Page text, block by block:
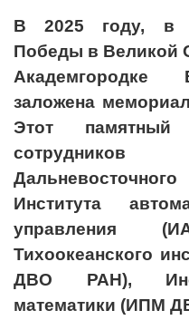
В 2025 году, в
Победы в Великой
Академгородке
заложена
Этот памятный
сотрудников
Института
управления
Тихоокеанского
ДВО РАН),
математики (ИПМ